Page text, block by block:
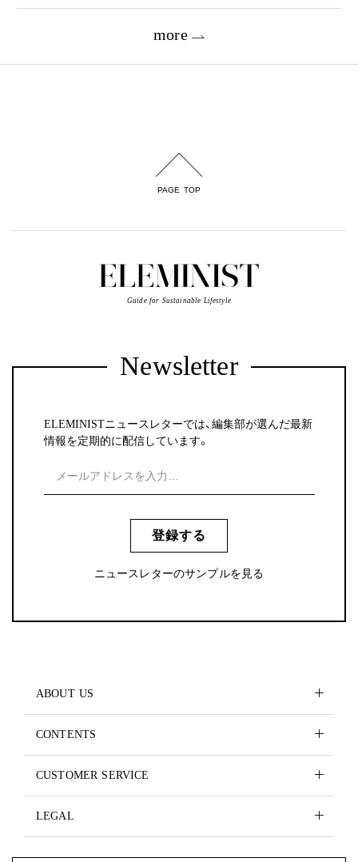
more
PAGE TOP
Guide for Sustainable Lifestyle
Newsletter
ELEMINISTニュースレターでは、編集部が選んだ最新
情報を定期的に配信しています。
登録する
ニュースレターのサンプルを見る
ABOUT US
CONTENTS
CUSTOMER SERVICE
LEGAL